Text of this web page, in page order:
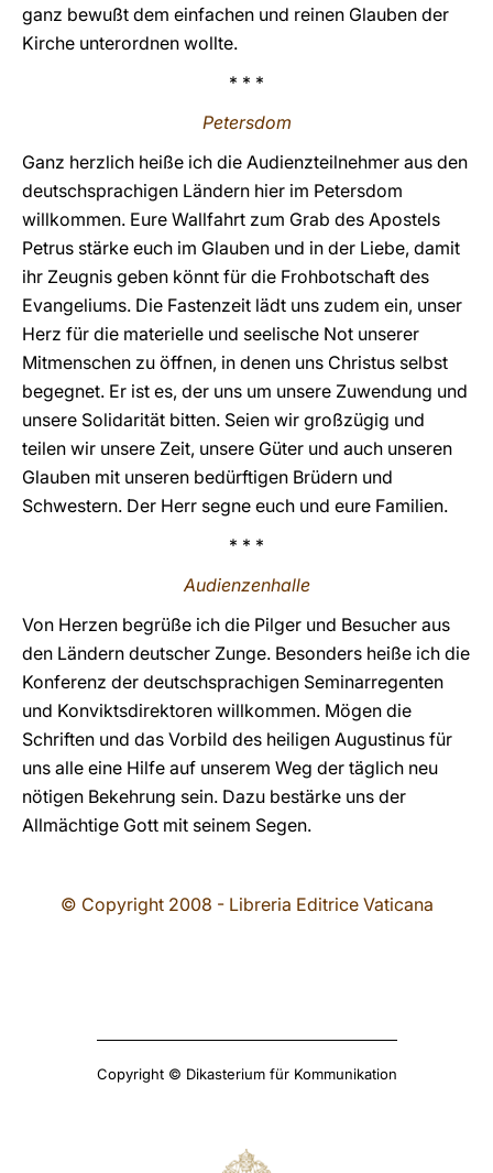
ganz bewußt dem einfachen und reinen Glauben der
Kirche unterordnen wollte.
* * *
Petersdom
Ganz herzlich heiße ich die Audienzteilnehmer aus den
deutschsprachigen Ländern hier im Petersdom
willkommen. Eure Wallfahrt zum Grab des Apostels
Petrus stärke euch im Glauben und in der Liebe, damit
ihr Zeugnis geben könnt für die Frohbotschaft des
Evangeliums. Die Fastenzeit lädt uns zudem ein, unser
Herz für die materielle und seelische Not unserer
Mitmenschen zu öffnen, in denen uns Christus selbst
begegnet. Er ist es, der uns um unsere Zuwendung und
unsere Solidarität bitten. Seien wir großzügig und
teilen wir unsere Zeit, unsere Güter und auch unseren
Glauben mit unseren bedürftigen Brüdern und
Schwestern. Der Herr segne euch und eure Familien.
* * *
Audienzenhalle
Von Herzen begrüße ich die Pilger und Besucher aus
den Ländern deutscher Zunge. Besonders heiße ich die
Konferenz der deutschsprachigen Seminarregenten
und Konviktsdirektoren willkommen. Mögen die
Schriften und das Vorbild des heiligen Augustinus für
uns alle eine Hilfe auf unserem Weg der täglich neu
nötigen Bekehrung sein. Dazu bestärke uns der
Allmächtige Gott mit seinem Segen.
© Copyright 2008 - Libreria Editrice Vaticana
Copyright © Dikasterium für Kommunikation